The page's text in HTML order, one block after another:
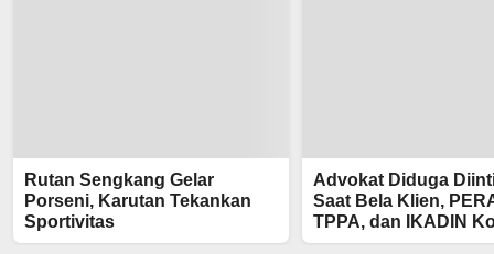
Rutan Sengkang Gelar
Porseni, Karutan Tekankan
Sportivitas
Advokat Diduga
Saat Bela Klien,
TPPA, dan IKADIN
Desak Polda Riau